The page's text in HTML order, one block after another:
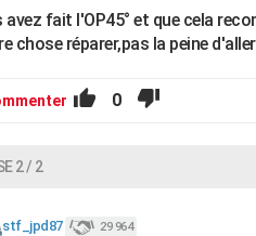
avez fait l'OP45° et que cela
chose réparer,pas la peine
0
2 / 2
stf_jpd87 29 964